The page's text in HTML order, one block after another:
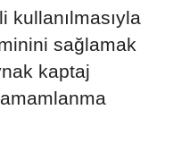
kullanılmasıyla
sağlamak
kaptaj